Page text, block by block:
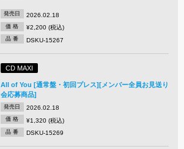
発売日 2026.02.18
価 格 ¥2,200 (税込)
品 番 DSKU-15267
CD MAXI
All of You [通常盤・初回プレス][メンバー全員お見送り
会応募商品]
発売日 2026.02.18
価 格 ¥1,320 (税込)
品 番 DSKU-15269